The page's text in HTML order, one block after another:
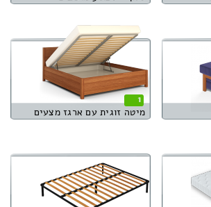
1
מיטה זוגית עם ארגז מצעים